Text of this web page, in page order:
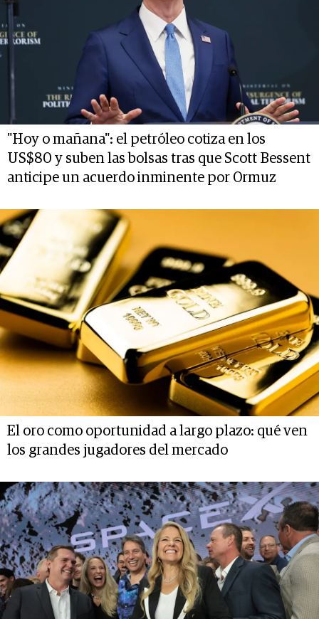
"Hoy o mañana": el petróleo cotiza en los
US$80 y suben las bolsas tras que Scott Bessent
anticipe un acuerdo inminente por Ormuz
El oro como oportunidad a largo plazo: qué ven
los grandes jugadores del mercado